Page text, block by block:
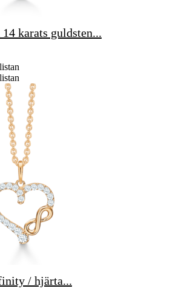
karats guldsten...
/ hjärta...